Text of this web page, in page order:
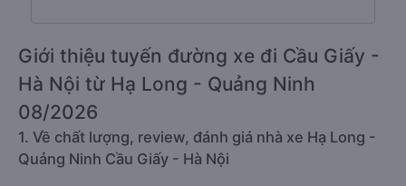
Giới thiệu tuyến đường xe đi Cầu Giấy -
Hà Nội từ Hạ Long - Quảng Ninh